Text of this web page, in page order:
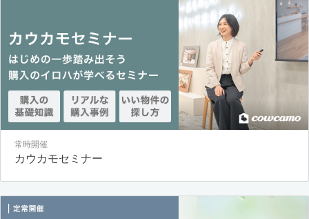
常時開催
カウカモセミナー